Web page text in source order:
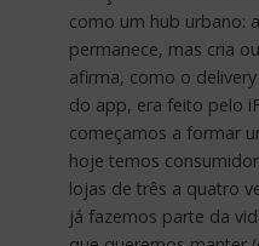
como um hub urbano:
permanece, mas cria
afirma, como o
do app, era feito pelo
começamos a formar
hoje temos
lojas de três a quatro
já fazemos parte da